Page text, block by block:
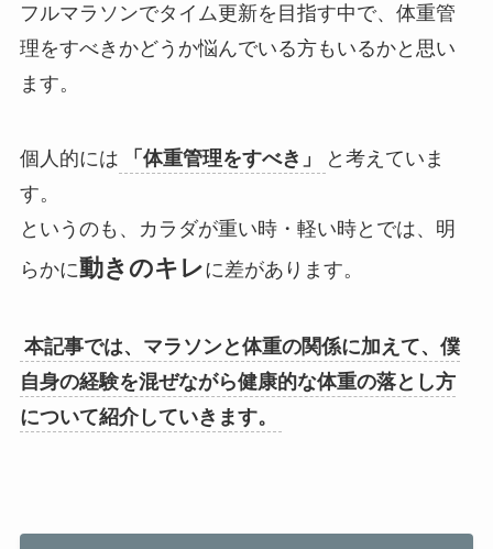
フルマラソンでタイム更新を目指す中で、体重管
理をすべきかどうか悩んでいる方もいるかと思い
ます。
個人的には 「体重管理をすべき」
と考えていま
す。
というのも、カラダが重い時・軽い時とでは、明
らかに動きのキレに差があります。
本記事では、マラソンと体重の関係に加えて、僕
自身の経験を混ぜながら健康的な体重の落とし方
について紹介していきます。